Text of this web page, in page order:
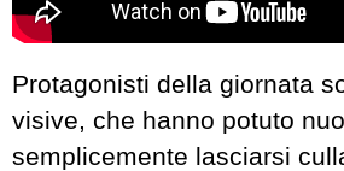
Protagonisti della giornata
visive, che hanno potuto
semplicemente lasciarsi